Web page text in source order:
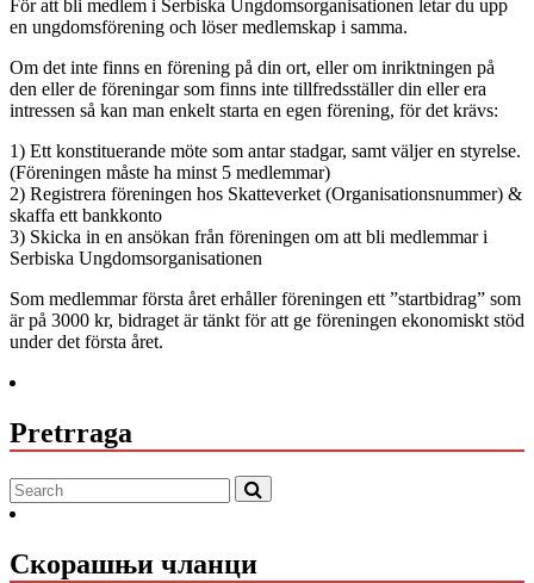
För att bli medlem i Serbiska Ungdomsorganisationen letar du upp
en ungdomsförening och löser medlemskap i samma.
Om det inte finns en förening på din ort, eller om inriktningen på
den eller de föreningar som finns inte tillfredsställer din eller era
intressen så kan man enkelt starta en egen förening, för det krävs:
1) Ett konstituerande möte som antar stadgar, samt väljer en styrelse.
(Föreningen måste ha minst 5 medlemmar)
2) Registrera föreningen hos Skatteverket (Organisationsnummer) &
skaffa ett bankkonto
3) Skicka in en ansökan från föreningen om att bli medlemmar i
Serbiska Ungdomsorganisationen
Som medlemmar första året erhåller föreningen ett ”startbidrag” som
är på 3000 kr, bidraget är tänkt för att ge föreningen ekonomiskt stöd
under det första året.
Pretrraga
Скорашњи чланци